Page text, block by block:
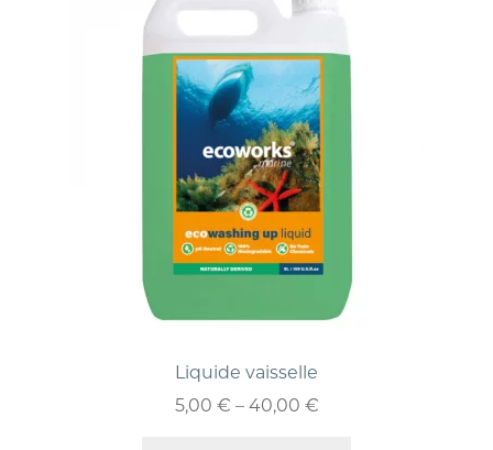
Liquide vaisselle
5,00 € – 40,00 €